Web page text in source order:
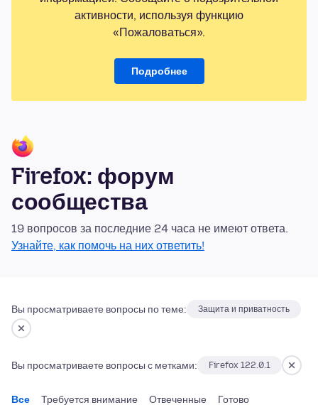
активности, используя функцию
«Пожаловаться».
Подробнее
Firefox: форум
сообщества
19 вопросов за последние 24 часа не имеют ответа.
Узнайте, как помочь на них ответить!
Вы просматриваете вопросы по теме: Защита и приватность
Вы просматриваете вопросы с метками: Firefox 122.0.1
Все Требуется внимание Отвеченные Готово